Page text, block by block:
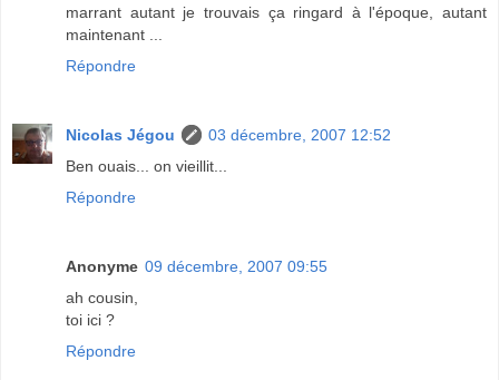
marrant autant je trouvais ça ringard à l'époque, autant
maintenant ...
Répondre
Nicolas Jégou
03 décembre, 2007 12:52
Ben ouais... on vieillit...
Répondre
Anonyme 09 décembre, 2007 09:55
ah cousin,
toi ici ?
Répondre